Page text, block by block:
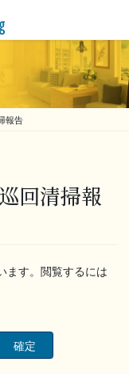
報告
回清掃報
ます。閲覧するには